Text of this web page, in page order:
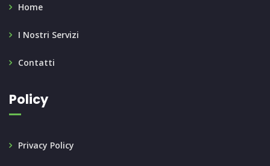
Home
I Nostri Servizi
Contatti
Policy
Privacy Policy